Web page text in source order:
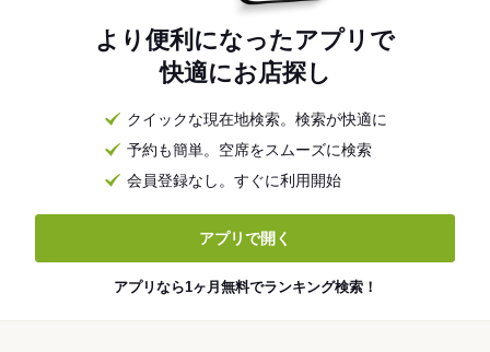
より便利になったアプリで
快適にお店探し
クイックな現在地検索。検索が快適に
予約も簡単。空席をスムーズに検索
会員登録なし。すぐに利用開始
アプリで開く
アプリなら1ヶ月無料でランキング検索！